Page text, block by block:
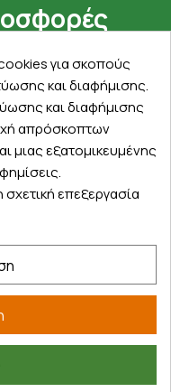
ενημερώνεστε
εκπτωτικούς
για σκοπούς
και διαφήμισης.
και διαφήμισης
απρόσκοπτων
μιας εξατομικευμένης
επεξεργασία